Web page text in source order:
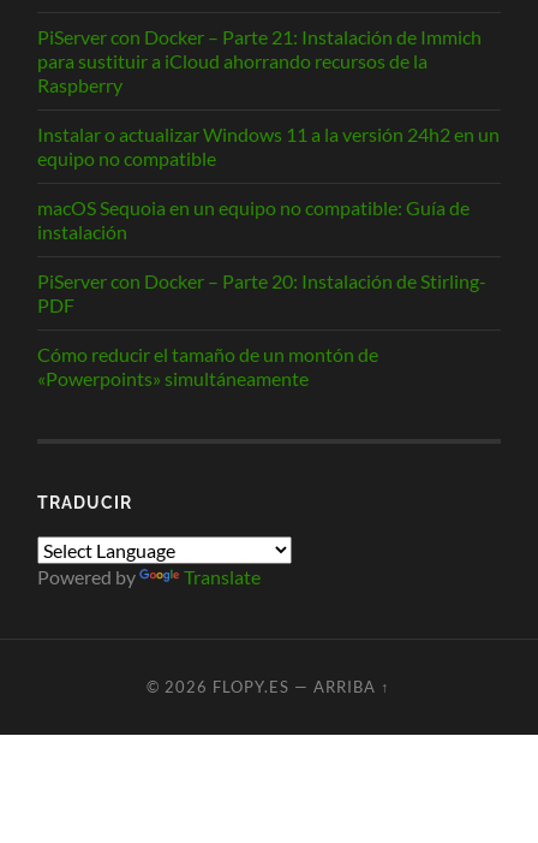
PiServer con Docker – Parte 21: Instalación de Immich
para sustituir a iCloud ahorrando recursos de la
Raspberry
Instalar o actualizar Windows 11 a la versión 24h2 en un
equipo no compatible
macOS Sequoia en un equipo no compatible: Guía de
instalación
PiServer con Docker – Parte 20: Instalación de Stirling-
PDF
Cómo reducir el tamaño de un montón de
«Powerpoints» simultáneamente
TRADUCIR
Powered by Translate
© 2026 FLOPY.ES —ARRIBA ↑